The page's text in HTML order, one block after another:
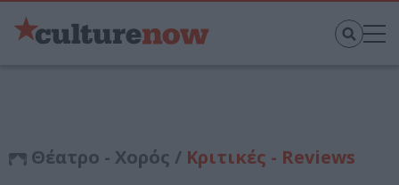
Θέατρο - Χορός / Κριτικές - Reviews